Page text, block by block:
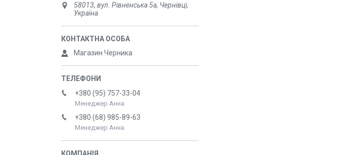
58013, вул. Рівненська 5а, Чернівці,
Україна
Магазин Черника
+380 (95) 757-33-04
Менеджер Анна
+380 (68) 985-89-63
Менеджер Анна